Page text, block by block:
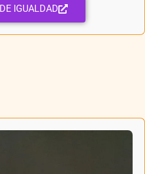
IGUALDAD